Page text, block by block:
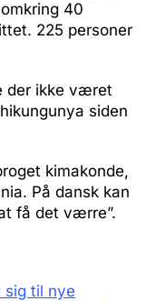
40
225 personer
der ikke været
siden
kimakonde,
På dansk kan
få det værre”.
sig til nye